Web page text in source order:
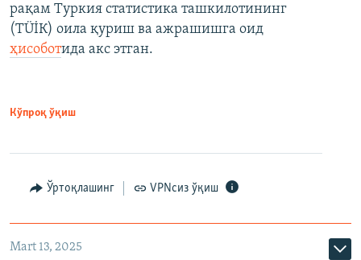
рақам Туркия статистика ташкилотининг
(ТÜİК) оила қуриш ва ажрашишга оид
ҳисоботида акс этган.
Кўпроқ ўқиш
Ўртоқлашинг VPNсиз ўқиш
Mart 13, 2025